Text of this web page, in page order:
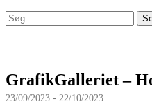
Search
for:
GrafikGalleriet –
23/09/2023 - 22/10/2023